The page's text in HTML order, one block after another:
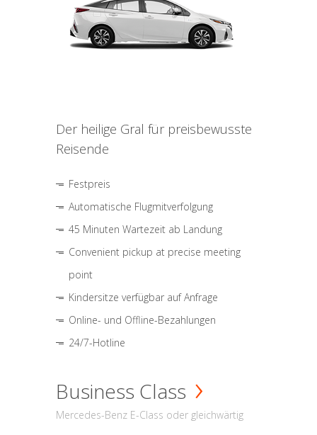
Der heilige Gral für preisbewusste
Reisende
Festpreis
Automatische Flugmitverfolgung
45 Minuten Wartezeit ab Landung
Convenient pickup at precise meeting
point
Kindersitze verfügbar auf Anfrage
Online- und Offline-Bezahlungen
24/7-Hotline
Business Class
Mercedes-Benz E-Class oder gleichwärtig